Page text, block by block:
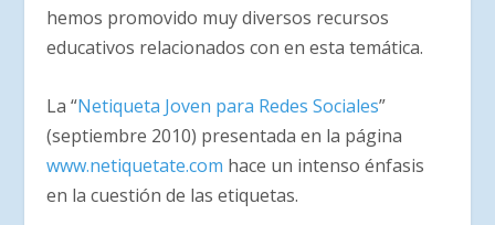
hemos promovido muy diversos recursos
educativos relacionados con en esta temática.
La “Netiqueta Joven para Redes Sociales”
(septiembre 2010) presentada en la página
www.netiquetate.com hace un intenso énfasis
en la cuestión de las etiquetas.